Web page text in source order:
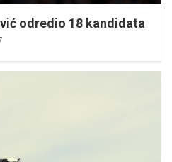
odredio 18 kandidata